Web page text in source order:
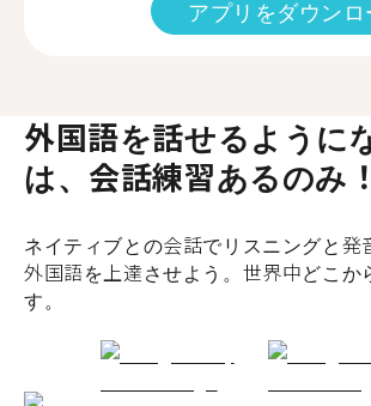
アプリをダウン
外国語を話せるように
は、会話練習あるのみ！
ネイティブとの会話でリスニングと発
外国語を上達させよう。世界中どこか
す。